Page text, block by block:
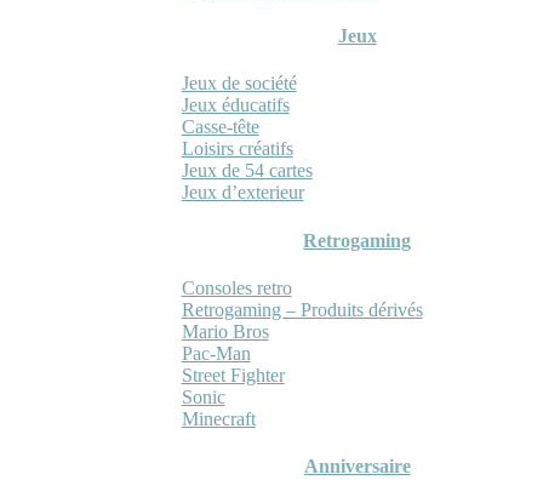
Jeux
Jeux de société
Jeux éducatifs
Casse-tête
Loisirs créatifs
Jeux de 54 cartes
Jeux d’exterieur
Retrogaming
Consoles retro
Retrogaming – Produits dérivés
Mario Bros
Pac-Man
Street Fighter
Sonic
Minecraft
Anniversaire